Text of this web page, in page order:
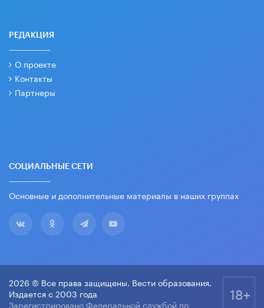
РЕДАКЦИЯ
О проекте
Контакты
Партнеры
СОЦИАЛЬНЫЕ СЕТИ
Основные и дополнительные материалы в наших группах
2026 © Все права защищены. Вести образования.
Издается с 2003 года
Зарегистрировано Федеральной службой по
18+